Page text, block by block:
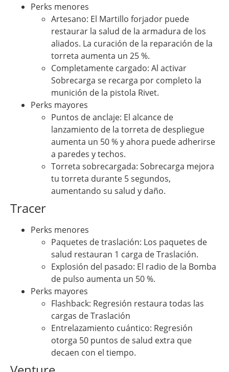
Perks menores
Artesano: El Martillo forjador puede
restaurar la salud de la armadura de los
aliados. La curación de la reparación de la
torreta aumenta un 25 %.
Completamente cargado: Al activar
Sobrecarga se recarga por completo la
munición de la pistola Rivet.
Perks mayores
Puntos de anclaje: El alcance de
lanzamiento de la torreta de despliegue
aumenta un 50 % y ahora puede adherirse
a paredes y techos.
Torreta sobrecargada: Sobrecarga mejora
tu torreta durante 5 segundos,
aumentando su salud y daño.
Tracer
Perks menores
Paquetes de traslación: Los paquetes de
salud restauran 1 carga de Traslación.
Explosión del pasado: El radio de la Bomba
de pulso aumenta un 50 %.
Perks mayores
Flashback: Regresión restaura todas las
cargas de Traslación
Entrelazamiento cuántico: Regresión
otorga 50 puntos de salud extra que
decaen con el tiempo.